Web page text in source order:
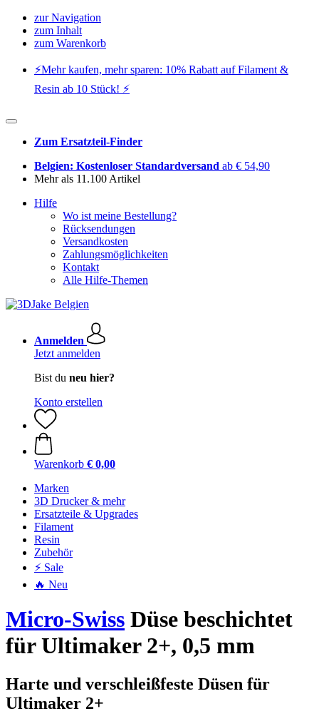
zur Navigation
zum Inhalt
zum Warenkorb
⚡️Mehr kaufen, mehr sparen: 10% Rabatt auf Filament &
Resin ab 10 Stück! ⚡️
Zum Ersatzteil-Finder
Belgien: Kostenloser Standardversand ab € 54,90
Mehr als 11.100 Artikel
Hilfe
Wo ist meine Bestellung?
Rücksendungen
Versandkosten
Zahlungsmöglichkeiten
Kontakt
Alle Hilfe-Themen
Anmelden
Jetzt anmelden
Bist du neu hier?
Konto erstellen
Warenkorb € 0,00
Marken
3D Drucker & mehr
Ersatzteile & Upgrades
Filament
Resin
Zubehör
⚡ Sale
🔥 Neu
Micro-Swiss Düse beschichtet
für Ultimaker 2+, 0,5 mm
Harte und verschleißfeste Düsen für
Ultimaker 2+